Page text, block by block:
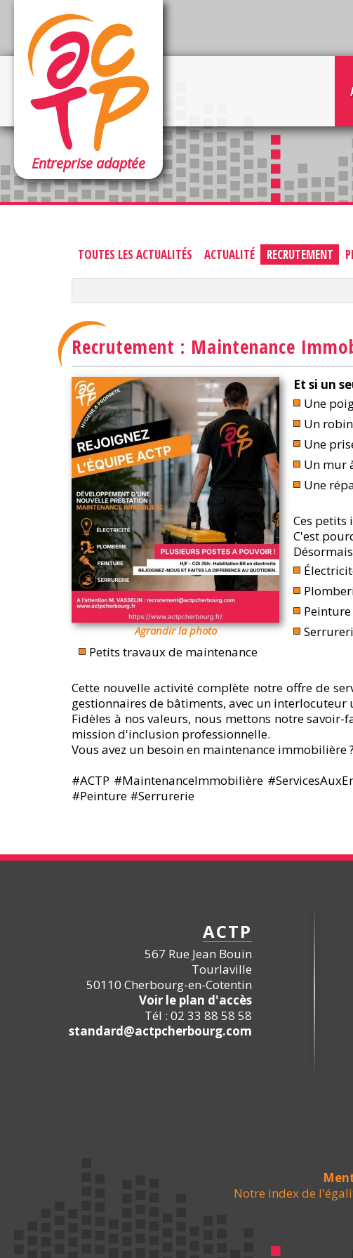
Entreprise adaptée
TOUTES LES ACTUALITÉS ACTUALITÉ RECRUTEMENT
Recrutement : Maintenance
Agrandir la photo
Et si un
Une
Un
Une
Un mur
Une
Ces petits
C'est
Peinture
Petits travaux de maintenance
Cette nouvelle activité complète notre offre de
gestionnaires de bâtiments, avec un
Fidèles à nos valeurs, nous mettons notre
mission d'inclusion professionnelle.
Vous avez un besoin en maintenance
#ACTP #MaintenanceImmobilière
#Peinture #Serrurerie
ACTP
567 Rue Jean Bouin
Tourlaville
50110 Cherbourg-en-Cotentin
Voir le plan d'accès
Tél : 02 33 88 58 58
standard@actpcherbourg.com
Notre index de